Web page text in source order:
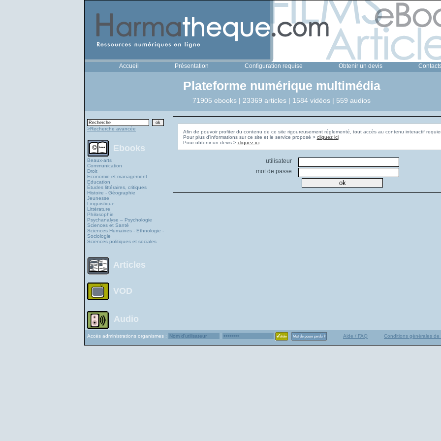
Accueil Présentation Configuration requise Obtenir un devis
Plateforme numérique multimédia
71905 ebooks | 23369 articles | 1584 vidéos | 559 audios
>Recherche avancée
Ebooks
Beaux-arts
Communication
Droit
Economie et management
Education
Études littéraires, critiques
Histoire - Géographie
Jeunesse
Linguistique
Littérature
Philosophie
Psychanalyse – Psychologie
Sciences et Santé
Sciences Humaines - Ethnologie -
Sociologie
Sciences politiques et sociales
Articles
VOD
Audio
Afin de pouvoir profiter du contenu de ce site rigoureusement réglementé, tout accès au contenu interactif
Pour plus d'informations sur ce site et le service proposé > cliquez ici
Pour obtenir un devis > cliquez ici
utilisateur
mot de passe
Accès administrations organismes : Aide / FAQ Conditions générales de